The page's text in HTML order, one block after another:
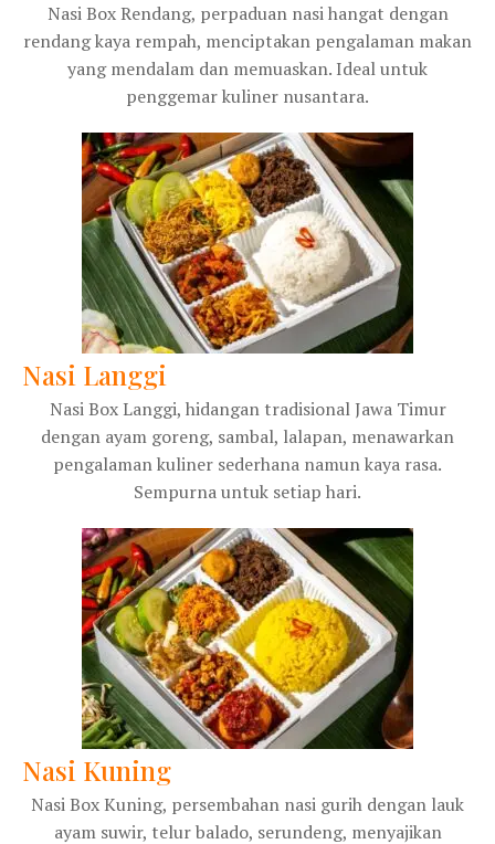
Nasi Box Rendang, perpaduan nasi hangat dengan
rendang kaya rempah, menciptakan pengalaman makan
yang mendalam dan memuaskan. Ideal untuk
penggemar kuliner nusantara.
Nasi Langgi
Nasi Box Langgi, hidangan tradisional Jawa Timur
dengan ayam goreng, sambal, lalapan, menawarkan
pengalaman kuliner sederhana namun kaya rasa.
Sempurna untuk setiap hari.
Nasi Kuning
Nasi Box Kuning, persembahan nasi gurih dengan lauk
ayam suwir, telur balado, serundeng, menyajikan